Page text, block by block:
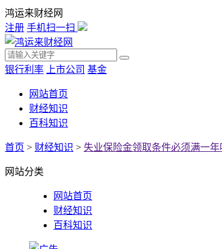
鸿运来财经网
注册 手机扫一扫
银行利率 上市公司 基金
网站首页
财经知识
百科知识
首页 > 财经知识 > 失业保险金领取条件必须满一
网站分类
网站首页
财经知识
百科知识